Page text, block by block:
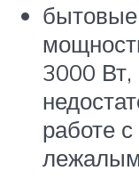
3000 Вт,
работе